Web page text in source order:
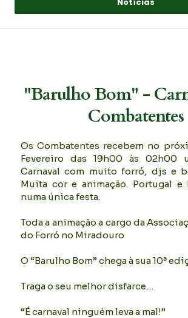
"Barulho Bom" -
Combatentes
Os Combatentes recebem no
Fevereiro das 19h00 às 02h00
Carnaval com muito forró, djs e
Muita cor e animação. Portugal e
numa única festa.
Toda a animação a cargo da
do Forró no Miradouro
O “Barulho Bom” chega à sua 10ª
Traga o seu melhor disfarce…
“É carnaval ninguém leva a mal!”